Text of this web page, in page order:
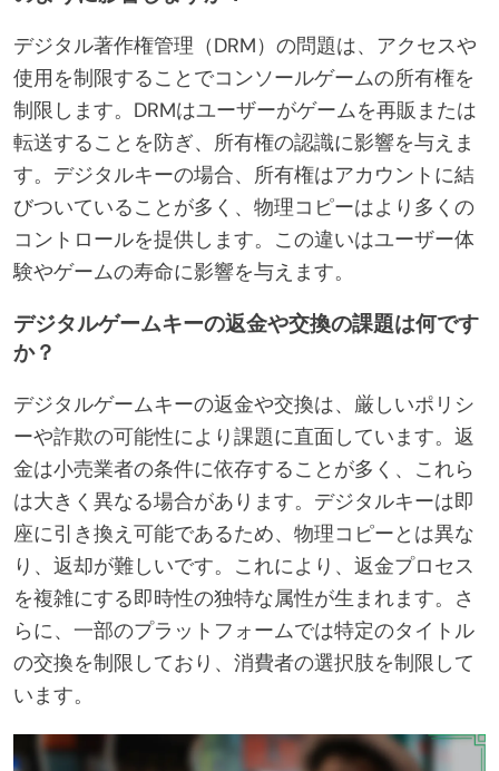
デジタル著作権管理（DRM）の問題は、アクセスや
使用を制限することでコンソールゲームの所有権を
制限します。DRMはユーザーがゲームを再販または
転送することを防ぎ、所有権の認識に影響を与えま
す。デジタルキーの場合、所有権はアカウントに結
びついていることが多く、物理コピーはより多くの
コントロールを提供します。この違いはユーザー体
験やゲームの寿命に影響を与えます。
デジタルゲームキーの返金や交換の課題は何です
か？
デジタルゲームキーの返金や交換は、厳しいポリシ
ーや詐欺の可能性により課題に直面しています。返
金は小売業者の条件に依存することが多く、これら
は大きく異なる場合があります。デジタルキーは即
座に引き換え可能であるため、物理コピーとは異な
り、返却が難しいです。これにより、返金プロセス
を複雑にする即時性の独特な属性が生まれます。さ
らに、一部のプラットフォームでは特定のタイトル
の交換を制限しており、消費者の選択肢を制限して
います。